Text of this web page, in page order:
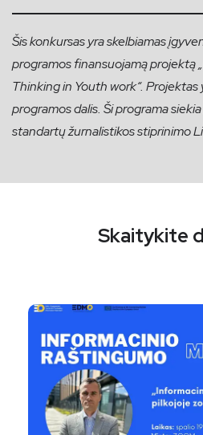
Šis konkursas yra skelbiamas
programos finansuojamą projektą
Thinking in Youth work“. Projektas
programos dalis. Ši programa
standartų žurnalistikos stiprinimo
Skaitykite